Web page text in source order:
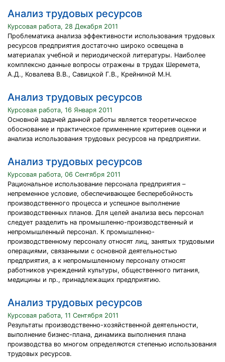
Анализ трудовых ресурсов
Курсовая работа, 28 Декабря 2011
Проблематика анализа эффективности использования трудовых
ресурсов предприятия достаточно широко освещена в
материалах учебной и периодической литературы. Наиболее
комплексно данные вопросы отражены в трудах Шеремета,
А.Д., Ковалева В.В., Савицкой Г.В., Крейниной М.Н.
Анализ трудовых ресурсов
Курсовая работа, 16 Января 2011
Основной задачей данной работы является теоретическое
обоснование и практическое применение критериев оценки и
анализа использования трудовых ресурсов на предприятии.
Анализ трудовых ресурсов
Курсовая работа, 06 Сентября 2011
Рациональное использование персонала предприятия –
непременное условие, обеспечивающее бесперебойность
производственного процесса и успешное выполнение
производственных планов. Для целей анализа весь персонал
следует разделить на промышленно-производственный и
непромышленный персонал. К промышленно-
производственному персоналу относят лиц, занятых трудовыми
операциями, связанными с основной деятельностью
предприятия, а к непромышленному персоналу относят
работников учреждений культуры, общественного питания,
медицины и пр., принадлежащих предприятию.
Анализ трудовых ресурсов
Курсовая работа, 11 Сентября 2011
Результаты производственно-хозяйственной деятельности,
выполнение бизнес-плана, динамика выполнения плана
производства во многом определяются степенью использования
трудовых ресурсов.